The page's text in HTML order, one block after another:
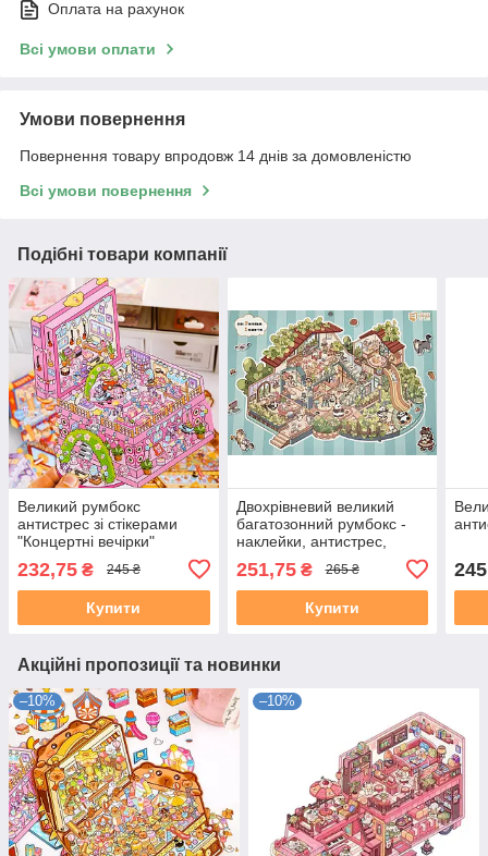
Оплата на рахунок
Всі умови оплати
Умови повернення
Повернення товару впродовж 14 днів за домовленістю
Всі умови повернення
Подібні товари компанії
Великий румбокс
антистрес зі стікерами
"Концертні вечірки"
232,75 ₴ 245 ₴
Купити
Двохрівневий великий
багатозонний румбокс -
наклейки, антистрес,
251,75₴ 265 ₴
Купити
245
Акційні пропозиції та новинки
–10% –10%